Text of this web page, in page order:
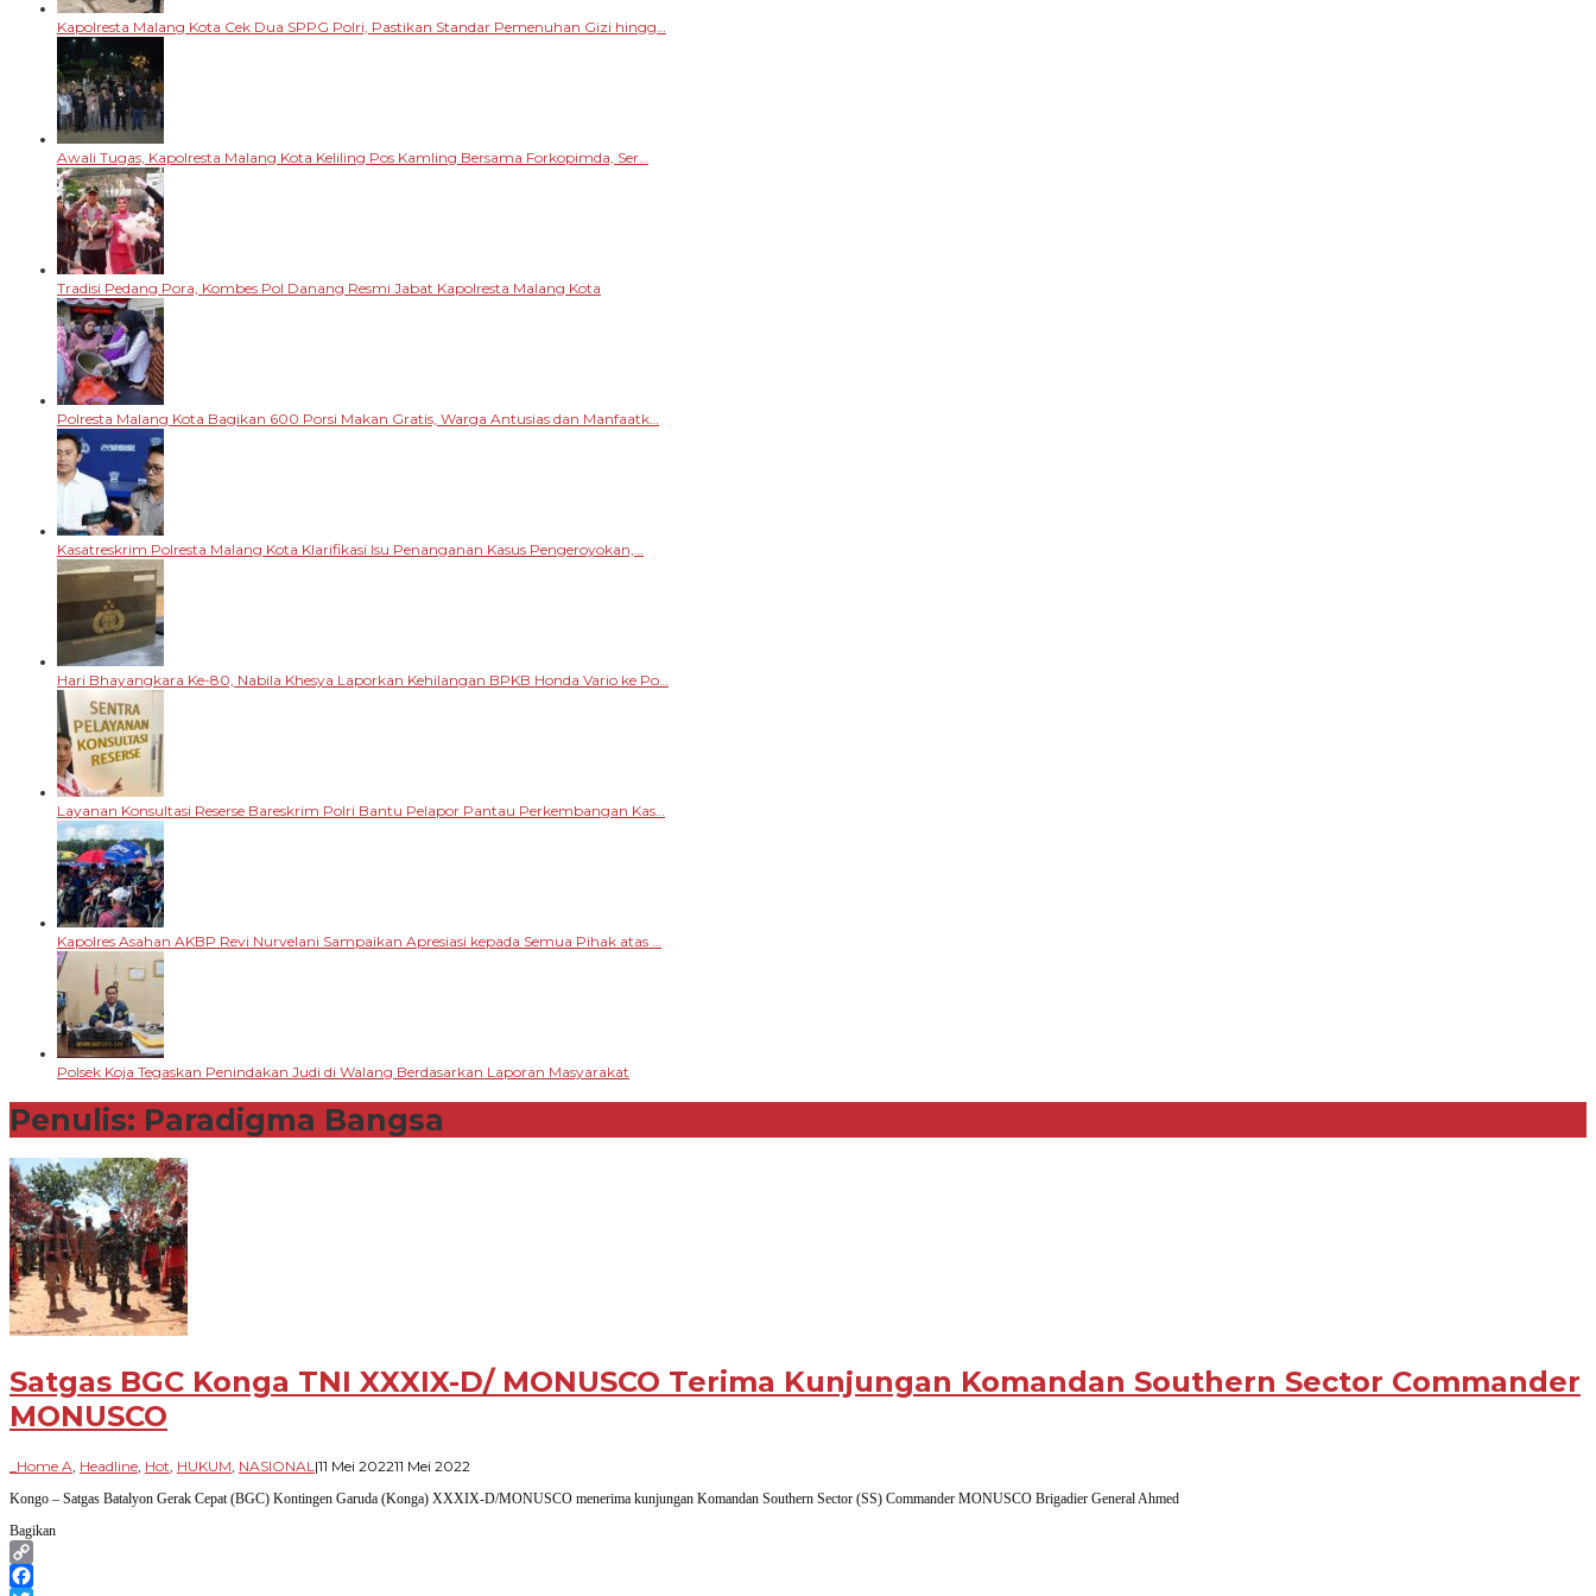
Kapolresta Malang Kota Cek Dua SPPG Polri, Pastikan Standar Pemenuhan Gizi hingg…
Awali Tugas, Kapolresta Malang Kota Keliling Pos Kamling Bersama Forkopimda, Ser…
Tradisi Pedang Pora, Kombes Pol Danang Resmi Jabat Kapolresta Malang Kota
Polresta Malang Kota Bagikan 600 Porsi Makan Gratis, Warga Antusias dan Manfaatk…
Kasatreskrim Polresta Malang Kota Klarifikasi Isu Penanganan Kasus Pengeroyokan,…
Hari Bhayangkara Ke-80, Nabila Khesya Laporkan Kehilangan BPKB Honda Vario ke Po…
Layanan Konsultasi Reserse Bareskrim Polri Bantu Pelapor Pantau Perkembangan Kas…
Kapolres Asahan AKBP Revi Nurvelani Sampaikan Apresiasi kepada Semua Pihak atas …
Polsek Koja Tegaskan Penindakan Judi di Walang Berdasarkan Laporan Masyarakat
Penulis: Paradigma Bangsa
Satgas BGC Konga TNI XXXIX-D/ MONUSCO Terima Kunjungan Komandan Southern Sector Commander
MONUSCO
_Home A Headline Hot HUKUM NASIONAL |11 Mei 202211 Mei 2022
Bangsa
Kongo – Satgas Batalyon Gerak Cepat (BGC) Kontingen Garuda (Konga) XXXIX-D/MONUSCO menerima kunjungan Komandan Southern Sector (SS) Commander MONUSCO Brigadier General Ahmed
Bagikan
Copy